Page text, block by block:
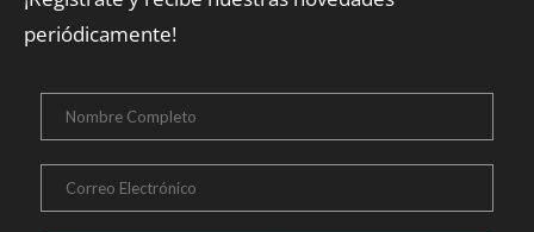
periódicamente!